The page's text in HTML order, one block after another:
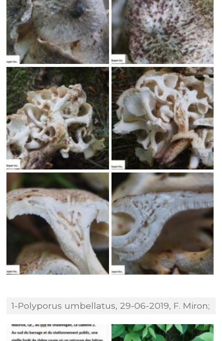
1-Polyporus umbellatus, 29-06-2019, F. Miron;